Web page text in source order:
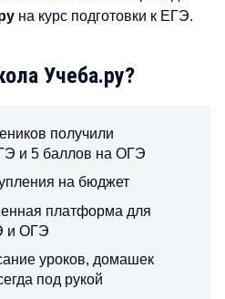
на курс подготовки к ЕГЭ.
Учеба.ру?
получили
и 5 баллов на ОГЭ
на бюджет
платформа для
и ОГЭ
уроков, домашек
под рукой